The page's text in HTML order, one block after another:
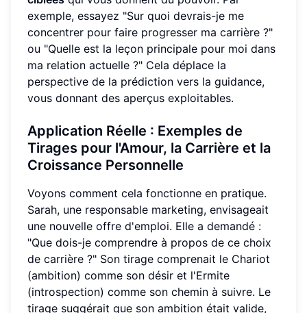
exemple, essayez "Sur quoi devrais-je me
concentrer pour faire progresser ma carrière ?"
ou "Quelle est la leçon principale pour moi dans
ma relation actuelle ?" Cela déplace la
perspective de la prédiction vers la guidance,
vous donnant des aperçus exploitables.
Application Réelle : Exemples de
Tirages pour l'Amour, la Carrière et la
Croissance Personnelle
Voyons comment cela fonctionne en pratique.
Sarah, une responsable marketing, envisageait
une nouvelle offre d'emploi. Elle a demandé :
"Que dois-je comprendre à propos de ce choix
de carrière ?" Son tirage comprenait le Chariot
(ambition) comme son désir et l'Ermite
(introspection) comme son chemin à suivre. Le
tirage suggérait que son ambition était valide,